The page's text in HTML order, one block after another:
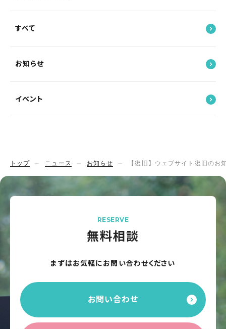
すべて
お知らせ
イベント
トップ ニュース お知らせ 【復旧】ウェブサイト復旧のお
RESERVE
無料相談
まずはお気軽にお問い合わせください
お問い合わせ